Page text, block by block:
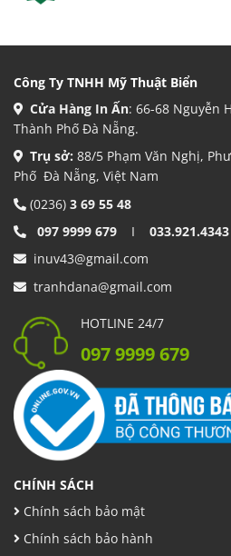
Công Ty TNHH Mỹ Thuật Biển
Cửa Hàng In Ấn: 66-68 Nguyễn
Thành Phố Đà Nẵng.
Trụ sở: 88/5 Phạm Văn Nghị,
Phố Đà Nẵng, Việt Nam
(0236) 3 69 55 48
097 9999 679 I 033.921.4343
inuv43@gmail.com
tranhdana@gmail.com
HOTLINE 24/7
097 9999 679
CHÍNH SÁCH
Chính sách bảo mật
Chính sách bảo hành